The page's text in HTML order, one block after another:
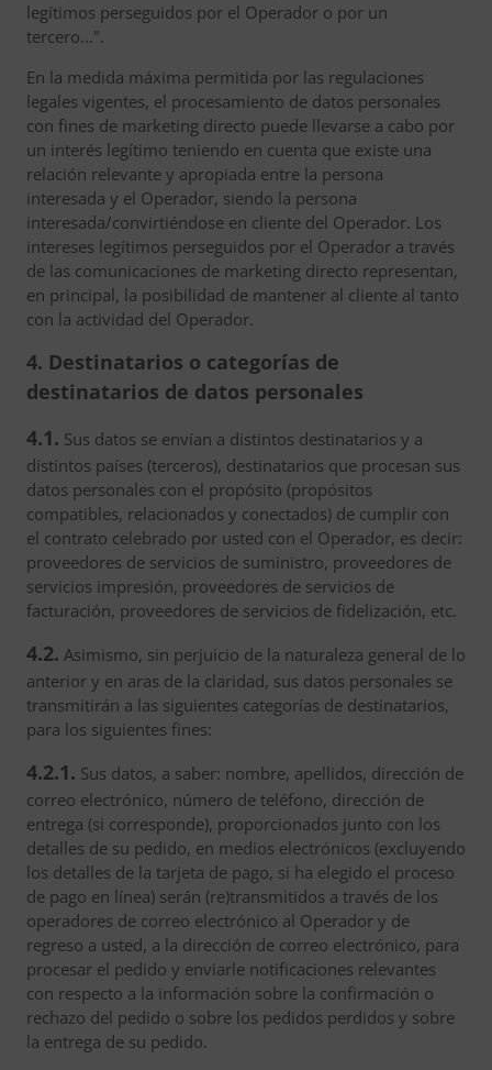
legítimos perseguidos por el Operador o por un
tercero...".
En la medida máxima permitida por las regulaciones
legales vigentes, el procesamiento de datos personales
con fines de marketing directo puede llevarse a cabo por
un interés legítimo teniendo en cuenta que existe una
relación relevante y apropiada entre la persona
interesada y el Operador, siendo la persona
interesada/convirtiéndose en cliente del Operador. Los
intereses legítimos perseguidos por el Operador a través
de las comunicaciones de marketing directo representan,
en principal, la posibilidad de mantener al cliente al tanto
con la actividad del Operador.
4. Destinatarios o categorías de
destinatarios de datos personales
4.1. Sus datos se envían a distintos destinatarios y a
distintos países (terceros), destinatarios que procesan sus
datos personales con el propósito (propósitos
compatibles, relacionados y conectados) de cumplir con
el contrato celebrado por usted con el Operador, es decir:
proveedores de servicios de suministro, proveedores de
servicios impresión, proveedores de servicios de
facturación, proveedores de servicios de fidelización, etc.
4.2. Asimismo, sin perjuicio de la naturaleza general de lo
anterior y en aras de la claridad, sus datos personales se
transmitirán a las siguientes categorías de destinatarios,
para los siguientes fines:
4.2.1. Sus datos, a saber: nombre, apellidos, dirección de
correo electrónico, número de teléfono, dirección de
entrega (si corresponde), proporcionados junto con los
detalles de su pedido, en medios electrónicos (excluyendo
los detalles de la tarjeta de pago, si ha elegido el proceso
de pago en línea) serán (re)transmitidos a través de los
operadores de correo electrónico al Operador y de
regreso a usted, a la dirección de correo electrónico, para
procesar el pedido y enviarle notificaciones relevantes
con respecto a la información sobre la confirmación o
rechazo del pedido o sobre los pedidos perdidos y sobre
la entrega de su pedido.